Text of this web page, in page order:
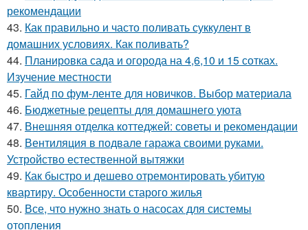
рекомендации
43. Как правильно и часто поливать суккулент в
домашних условиях. Как поливать?
44. Планировка сада и огорода на 4,6,10 и 15 сотках.
Изучение местности
45. Гайд по фум-ленте для новичков. Выбор материала
46. Бюджетные рецепты для домашнего уюта
47. Внешняя отделка коттеджей: советы и рекомендации
48. Вентиляция в подвале гаража своими руками.
Устройство естественной вытяжки
49. Как быстро и дешево отремонтировать убитую
квартиру. Особенности старого жилья
50. Все, что нужно знать о насосах для системы
отопления